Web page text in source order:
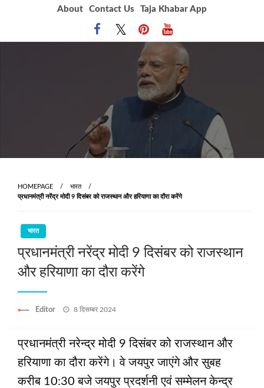
About Contact Us Taja Khabar App
HOMEPAGE
भारत
प्रधानमंत्री नरेंद्र मोदी 9 दिसंबर को राजस्थान और हरियाणा का दौरा करेंगे
भारत
प्रधानमंत्री नरेंद्र मोदी 9 दिसंबर को राजस्थान
और हरियाणा का दौरा करेंगे
Editor
Posted
8 दिसम्बर 2024
प्रधानमंत्री नरेन्द्र मोदी 9 दिसंबर को राजस्थान और
हरियाणा का दौरा करेंगे। वे जयपुर जाएंगे और सुबह
करीब 10:30 बजे जयपुर प्रदर्शनी एवं सम्मेलन केन्द्र